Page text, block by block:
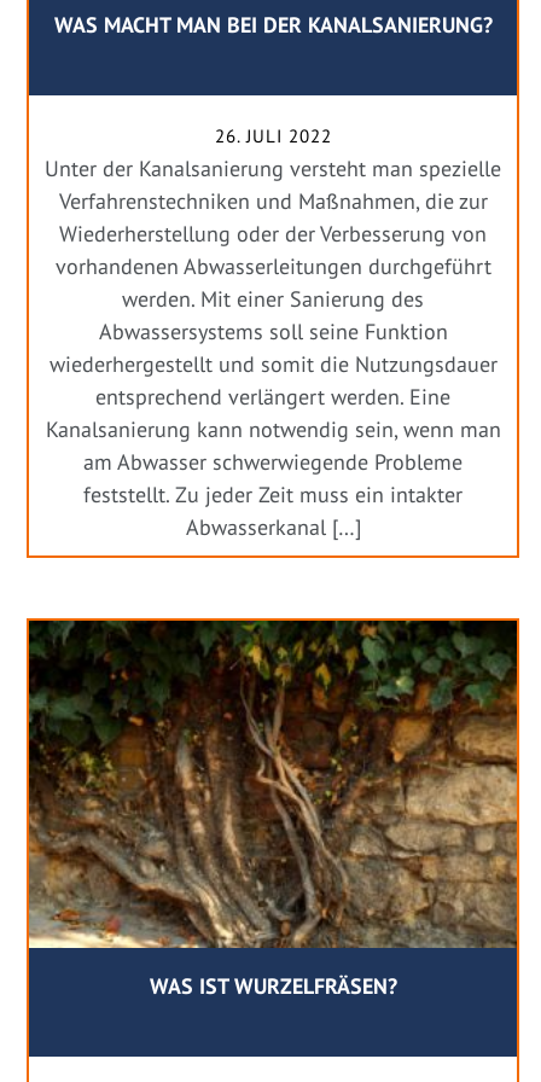
WAS MACHT MAN BEI DER KANALSANIERUNG?
26. JULI 2022
Unter der Kanalsanierung versteht man spezielle
Verfahrenstechniken und Maßnahmen, die zur
Wiederherstellung oder der Verbesserung von
vorhandenen Abwasserleitungen durchgeführt
werden. Mit einer Sanierung des
Abwassersystems soll seine Funktion
wiederhergestellt und somit die Nutzungsdauer
entsprechend verlängert werden. Eine
Kanalsanierung kann notwendig sein, wenn man
am Abwasser schwerwiegende Probleme
feststellt. Zu jeder Zeit muss ein intakter
Abwasserkanal […]
WAS IST WURZELFRÄSEN?